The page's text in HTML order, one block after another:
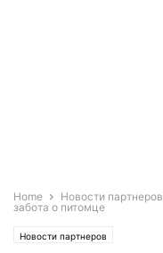
Home Новости партнеров
забота о питомце
Новости партнеров